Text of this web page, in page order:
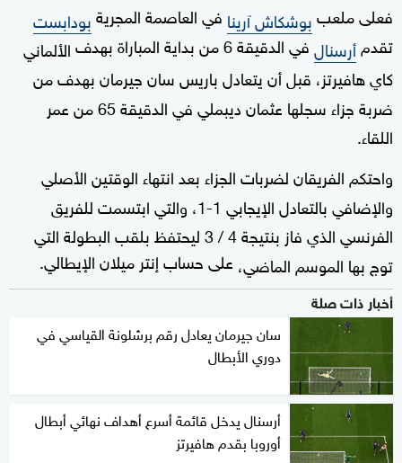
فعلى ملعببوشكاش آرينا في العاصمة المجريةبودابست
تقدمأرسنالفي الدقيقة 6 من بداية المباراة بهدف
الألماني
كاي هافيرتز، قبل أن يتعادل باريس سان جيرمان بهدف من
ضربة جزاء سجلها عثمان ديبملي في الدقيقة 65 من عمر
اللقاء.
واحتكم الفريقان لضربات الجزاء بعد انتهاء الوقتين الأصلي
والإضافي بالتعادل الإيجابي 1-1، والتي ابتسمت للفريق
الفرنسي الذي فاز بنتيجة 4 / 3 ليحتفظ بلقب البطولة التي
توج بها الموسم الماضي، على حساب إنتر ميلان الإيطالي.
أخبار ذات صلة
سان جيرمان يعادل رقم برشلونة القياسي في
دوري الأبطال
أرسنال يدخل قائمة أسرع أهداف نهائي أبطال
أوروبا بقدم هافيرتز